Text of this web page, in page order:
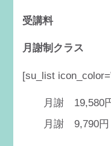
受講料
月謝制クラス
[su_list
月謝 19,580
月謝9,790